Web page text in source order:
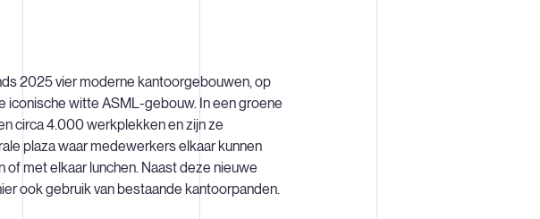
2025 vier moderne kantoorgebouwen, op
iconische witte ASML-gebouw. In een groene
circa 4.000 werkplekken en zijn ze
plaza waar medewerkers elkaar kunnen
met elkaar lunchen. Naast deze nieuwe
ook gebruik van bestaande kantoorpanden.